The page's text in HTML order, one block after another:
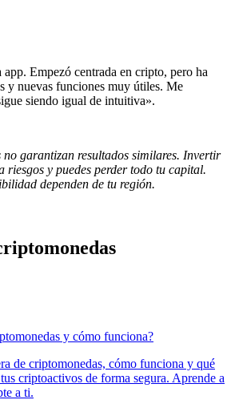
Empezó centrada en cripto, pero ha
y nuevas funciones muy útiles. Me
siendo igual de intuitiva».
garantizan resultados similares. Invertir
riesgos y puedes perder todo tu capital.
dependen de tu región.
y cómo funciona?
de criptomonedas, cómo funciona y qué
criptoactivos de forma segura. Aprende a
a ti.